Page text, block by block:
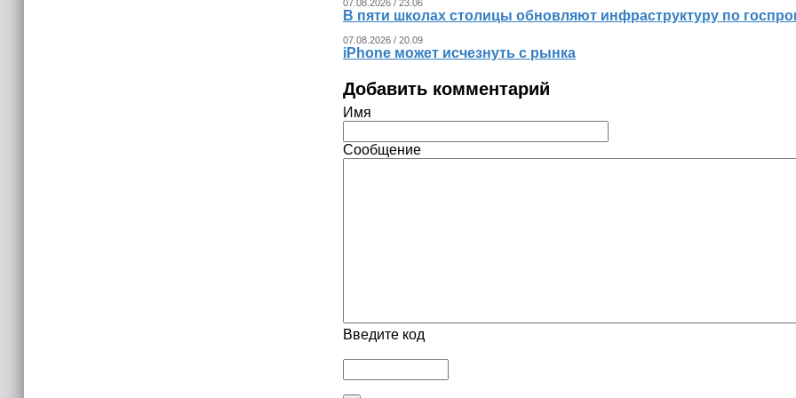
07.08.2026 / 23.06
В пяти школах столицы обновляют инфраструктуру по
07.08.2026 / 20.09
iPhone может исчезнуть с рынка
Добавить комментарий
Имя
Сообщение
Введите код